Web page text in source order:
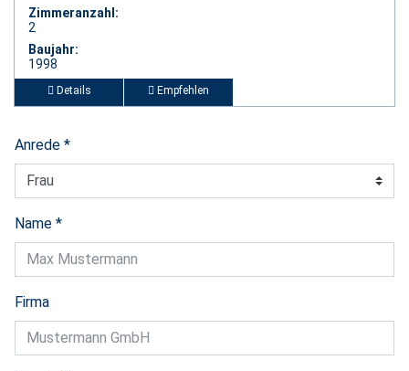
Zimmeranzahl:
2
Baujahr:
1998
Details Empfehlen
Anrede *
Name *
Firma